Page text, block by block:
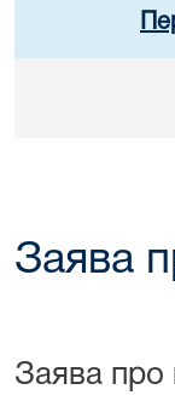
Заява
Заява про